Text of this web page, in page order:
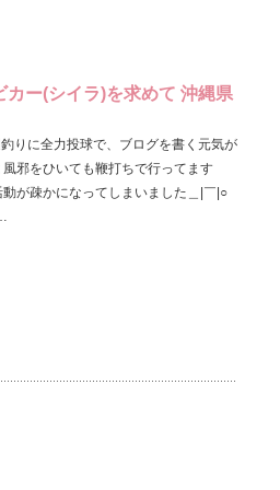
カー(シイラ)を求めて 沖縄県
りに全力投球で、ブログを書く元気が
邪をひいても鞭打ちで行ってます
が疎かになってしまいました＿|￣|○